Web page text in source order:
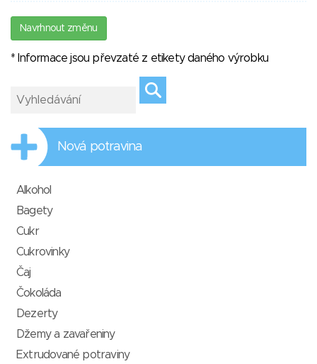
Navrhnout změnu
* Informace jsou převzaté z etikety daného výrobku
Nová potravina
Alkohol
Bagety
Cukr
Cukrovinky
Čaj
Čokoláda
Dezerty
Džemy a zavařeniny
Extrudované potraviny